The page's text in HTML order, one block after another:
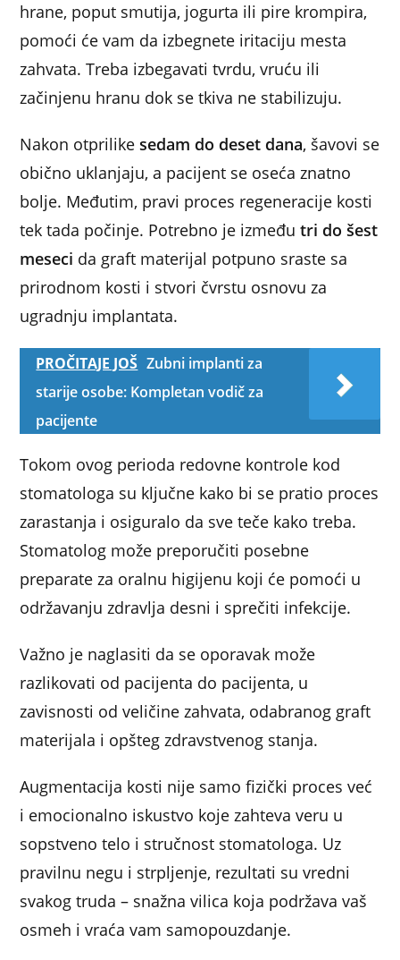
hrane, poput smutija, jogurta ili pire krompira,
pomoći će vam da izbegnete iritaciju mesta
zahvata. Treba izbegavati tvrdu, vruću ili
začinjenu hranu dok se tkiva ne stabilizuju.
Nakon otprilikesedam do deset dana, šavovi se
obično uklanjaju, a pacijent se oseća znatno
bolje. Međutim, pravi proces regeneracije kosti
tek tada počinje. Potrebno je izmeđutri do šest
meseci da graft materijal potpuno sraste sa
prirodnom kosti i stvori čvrstu osnovu za
ugradnju implantata.
PROČITAJE JOŠ Zubni implanti za
starije osobe: Kompletan vodič za
pacijente
Tokom ovog perioda redovne kontrole kod
stomatologa su ključne kako bi se pratio proces
zarastanja i osiguralo da sve teče kako treba.
Stomatolog može preporučiti posebne
preparate za oralnu higijenu koji će pomoći u
održavanju zdravlja desni i sprečiti infekcije.
Važno je naglasiti da se oporavak može
razlikovati od pacijenta do pacijenta, u
zavisnosti od veličine zahvata, odabranog graft
materijala i opšteg zdravstvenog stanja.
Augmentacija kosti nije samo fizički proces već
i emocionalno iskustvo koje zahteva veru u
sopstveno telo i stručnost stomatologa. Uz
pravilnu negu i strpljenje, rezultati su vredni
svakog truda – snažna vilica koja podržava vaš
osmeh i vraća vam samopouzdanje.